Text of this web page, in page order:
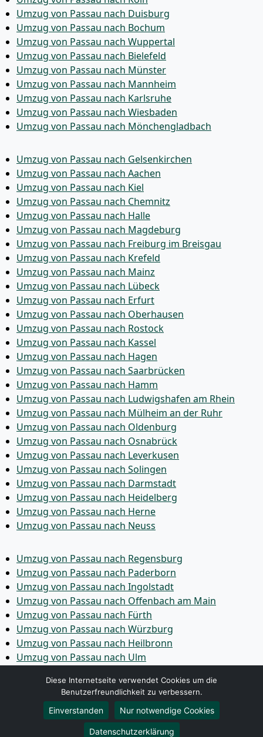
Umzug von Passau nach Duisburg
Umzug von Passau nach Bochum
Umzug von Passau nach Wuppertal
Umzug von Passau nach Bielefeld
Umzug von Passau nach Münster
Umzug von Passau nach Mannheim
Umzug von Passau nach Karlsruhe
Umzug von Passau nach Wiesbaden
Umzug von Passau nach Mönchen­gladbach
Umzug von Passau nach Gelsenkirchen
Umzug von Passau nach Aachen
Umzug von Passau nach Kiel
Umzug von Passau nach Chemnitz
Umzug von Passau nach Halle
Umzug von Passau nach Magdeburg
Umzug von Passau nach Freiburg im Breisgau
Umzug von Passau nach Krefeld
Umzug von Passau nach Mainz
Umzug von Passau nach Lübeck
Umzug von Passau nach Erfurt
Umzug von Passau nach Oberhausen
Umzug von Passau nach Rostock
Umzug von Passau nach Kassel
Umzug von Passau nach Hagen
Umzug von Passau nach Saarbrücken
Umzug von Passau nach Hamm
Umzug von Passau nach Ludwigshafen am Rhein
Umzug von Passau nach Mülheim an der Ruhr
Umzug von Passau nach Oldenburg
Umzug von Passau nach Osnabrück
Umzug von Passau nach Leverkusen
Umzug von Passau nach Solingen
Umzug von Passau nach Darmstadt
Umzug von Passau nach Heidelberg
Umzug von Passau nach Herne
Umzug von Passau nach Neuss
Umzug von Passau nach Regensburg
Umzug von Passau nach Paderborn
Umzug von Passau nach Ingolstadt
Umzug von Passau nach Offenbach am Main
Umzug von Passau nach Fürth
Umzug von Passau nach Würzburg
Umzug von Passau nach Heilbronn
Umzug von Passau nach Ulm
Umzug von Passau nach Wolfsburg
Umzug von Passau nach Bottrop
Umzug von Passau nach Göttingen
Umzug von Passau nach Reutlingen
Diese Internetseite verwendet Cookies um die
Benutzerfreundlichkeit zu verbessern.
Einverstanden Nur notwendige Cookies
Datenschutzerklärung